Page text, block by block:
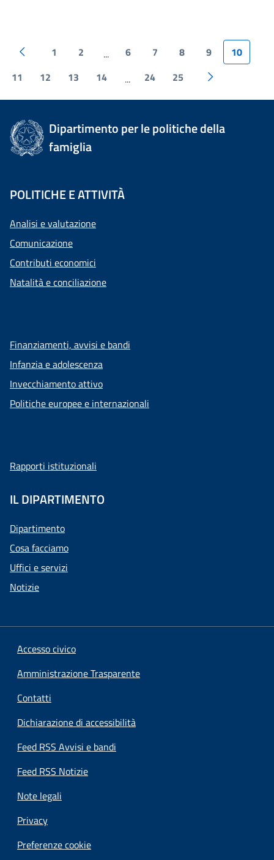
1 2 ... 6 7 8 9
10
11
12 13 14 ... 24 25
Dipartimento per le politiche della
famiglia
POLITICHE E ATTIVITÀ
Analisi e valutazione
Comunicazione
Contributi economici
Natalità e conciliazione
Finanziamenti, avvisi e bandi
Infanzia e adolescenza
Invecchiamento attivo
Politiche europee e internazionali
Rapporti istituzionali
IL DIPARTIMENTO
Dipartimento
Cosa facciamo
Uffici e servizi
Notizie
Accesso civico
Amministrazione Trasparente
Contatti
Dichiarazione di accessibilità
Feed RSS Avvisi e bandi
Feed RSS Notizie
Note legali
Privacy
Preferenze cookie